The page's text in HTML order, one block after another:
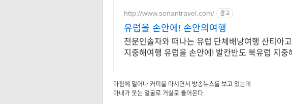
http://www.sonantravel.com/ 광고
유럽을 손안에! 손안의여행
전문인솔자와 떠나는 유럽 단체배낭여행 산티아
지중해여행 유럽을 손안에! 발칸반도 북유럽 지중
아침에 일어나 커피를 마시면서 방송뉴스를 보고 있는데
아내가 웃는 얼굴로 거실로 들어온다.